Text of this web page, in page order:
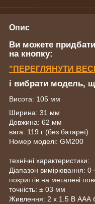
Опис
Ви можете
на кнопку:
"ПЕРЕГЛЯНУТИ
і вибрати модель,
Висота: 105 мм
Ширина: 31 мм
Довжина: 62 мм
вага: 119 г (без батареї)
Номер моделі: GM200
технічні характеристики:
Діапазон вимірювання:
покриттів на металеві
точність: ± 03 мм
Живлення: 2 х 1.5 В ААА